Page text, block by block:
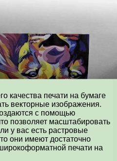
качества печати на бумаге
векторные изображения.
с помощью
позволяет масштабировать
у вас есть растровые
они имеют достаточно
печати на